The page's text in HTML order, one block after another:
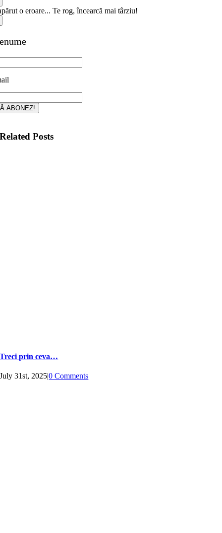
o eroare... Te rog, încearcă mai târziu!
ABONEZ!
Related Posts
Treci prin ceva…
July 31st, 2025|0 Comments